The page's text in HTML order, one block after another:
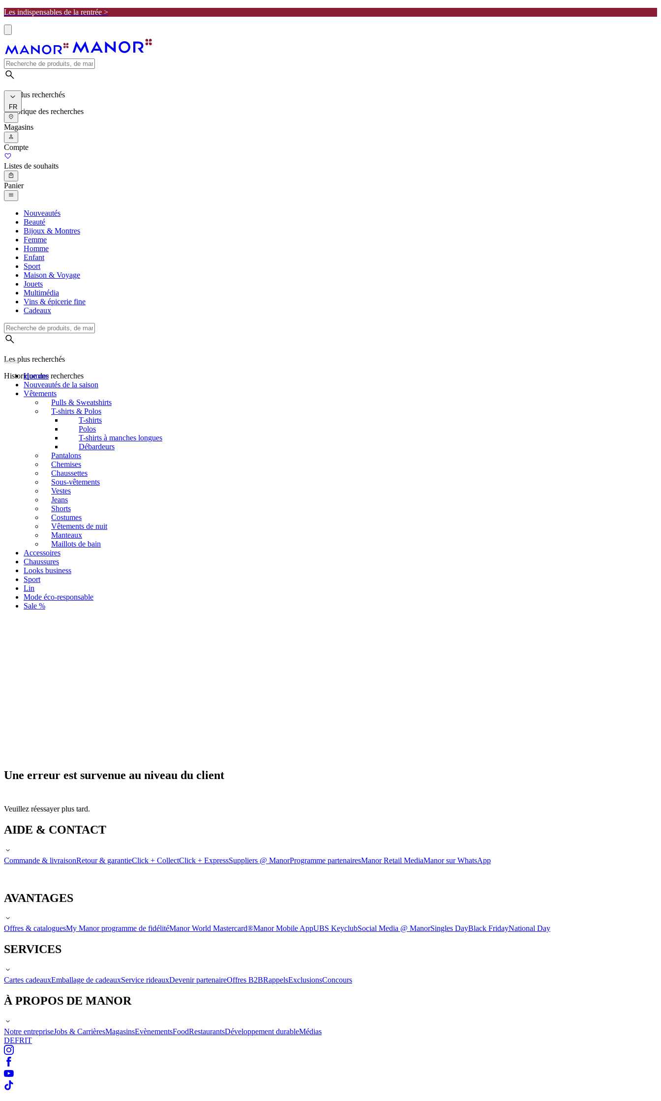
Les indispensables de la rentrée >
Les plus recherchés
Historique des recherches
FR
Magasins
Compte
Listes de souhaits
Panier
Nouveautés
Beauté
Bijoux & Montres
Femme
Homme
Enfant
Sport
Maison & Voyage
Jouets
Multimédia
Vins & épicerie fine
Cadeaux
Les plus recherchés
Historique des recherches
Homme
Nouveautés de la saison
Vêtements
Pulls & Sweatshirts
T-shirts & Polos
T-shirts
Polos
T-shirts à manches longues
Débardeurs
Pantalons
Chemises
Chaussettes
Sous-vêtements
Vestes
Jeans
Shorts
Costumes
Vêtements de nuit
Manteaux
Maillots de bain
Accessoires
Chaussures
Looks business
Sport
Lin
Mode éco-responsable
Sale %
Une erreur est survenue au niveau du client
Veuillez réessayer plus tard.
AIDE & CONTACT
Commande & livraisonRetour & garantieClick + CollectClick + ExpressSuppliers @ ManorProgramme partenairesManor Retail MediaManor sur WhatsApp
AVANTAGES
Offres & cataloguesMy Manor programme de fidélitéManor World Mastercard®Manor Mobile AppUBS KeyclubSocial Media @ ManorSingles DayBlack FridayNational Day
SERVICES
Cartes cadeauxEmballage de cadeauxService rideauxDevenir partenaireOffres B2BRappelsExclusionsConcours
À PROPOS DE MANOR
Notre entrepriseJobs & CarrièresMagasinsEvènementsFoodRestaurantsDéveloppement durableMédias
DEFRIT